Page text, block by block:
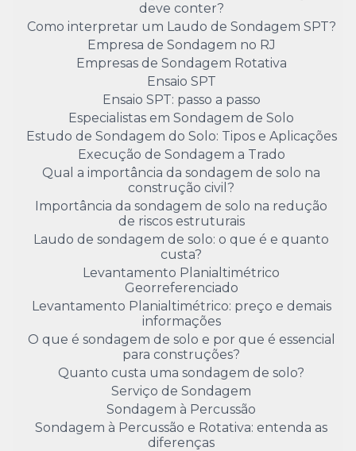
deve conter?
Como interpretar um Laudo de Sondagem SPT?
Empresa de Sondagem no RJ
Empresas de Sondagem Rotativa
Ensaio SPT
Ensaio SPT: passo a passo
Especialistas em Sondagem de Solo
Estudo de Sondagem do Solo: Tipos e Aplicações
Execução de Sondagem a Trado
Qual a importância da sondagem de solo na
construção civil?
Importância da sondagem de solo na redução
de riscos estruturais
Laudo de sondagem de solo: o que é e quanto
custa?
Levantamento Planialtimétrico
Georreferenciado
Levantamento Planialtimétrico: preço e demais
informações
O que é sondagem de solo e por que é essencial
para construções?
Quanto custa uma sondagem de solo?
Serviço de Sondagem
Sondagem à Percussão
Sondagem à Percussão e Rotativa: entenda as
diferenças